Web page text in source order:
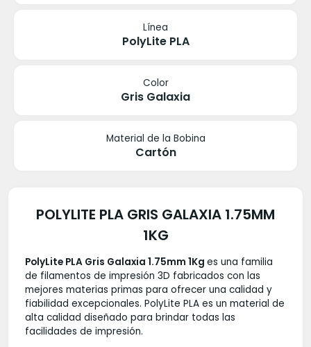
Línea
PolyLite PLA
Color
Gris Galaxia
Material de la Bobina
Cartón
POLYLITE PLA GRIS GALAXIA 1.75MM
1KG
PolyLite PLA Gris Galaxia 1.75mm 1Kg es una familia
de filamentos de impresión 3D fabricados con las
mejores materias primas para ofrecer una calidad y
fiabilidad excepcionales. PolyLite PLA es un material de
alta calidad diseñado para brindar todas las
facilidades de impresión.